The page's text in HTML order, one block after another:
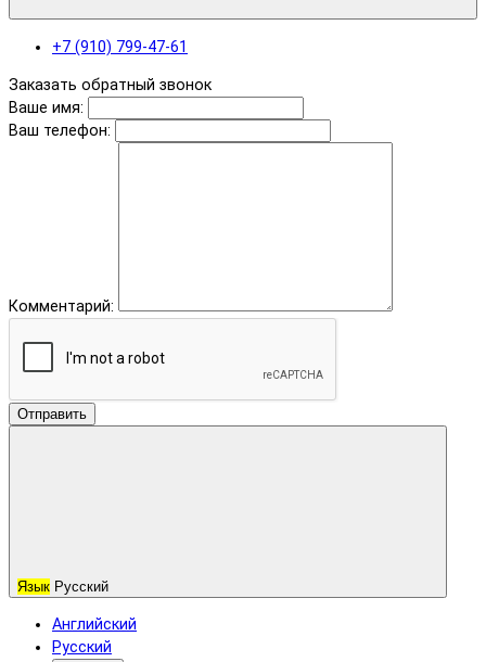
+7 (910) 799-47-61
Заказать обратный звонок
Ваше имя:
Ваш телефон:
Комментарий:
Отправить
Язык Русский
Английский
Русский